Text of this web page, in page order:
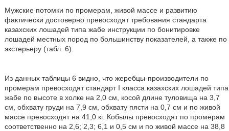
Мужские потомки по промерам, живой массе и развитию
фактически достоверно превосходят требования стандарта
казахских лошадей типа жабе инструкции по бонитировке
лошадей местных пород по большинству показателей, а также по
экстерьеру (табл. 6).
Из данных таблицы 6 видно, что жеребцы-производители по
промерам превосходят стандарт I класса казахских лошадей типа
жабе по высоте в холке на 2,0 см, косой длине туловища на 3,7
см, обхвату груди на 7,9 см, обхвату пясти на 0,7 см и по живой
массе превосходят на 41,0 кг. Кобылы превосходят по промерам
соответственно на 2,6; 2,3; 6,1 и 0,5 см и по живой массе на 38,8